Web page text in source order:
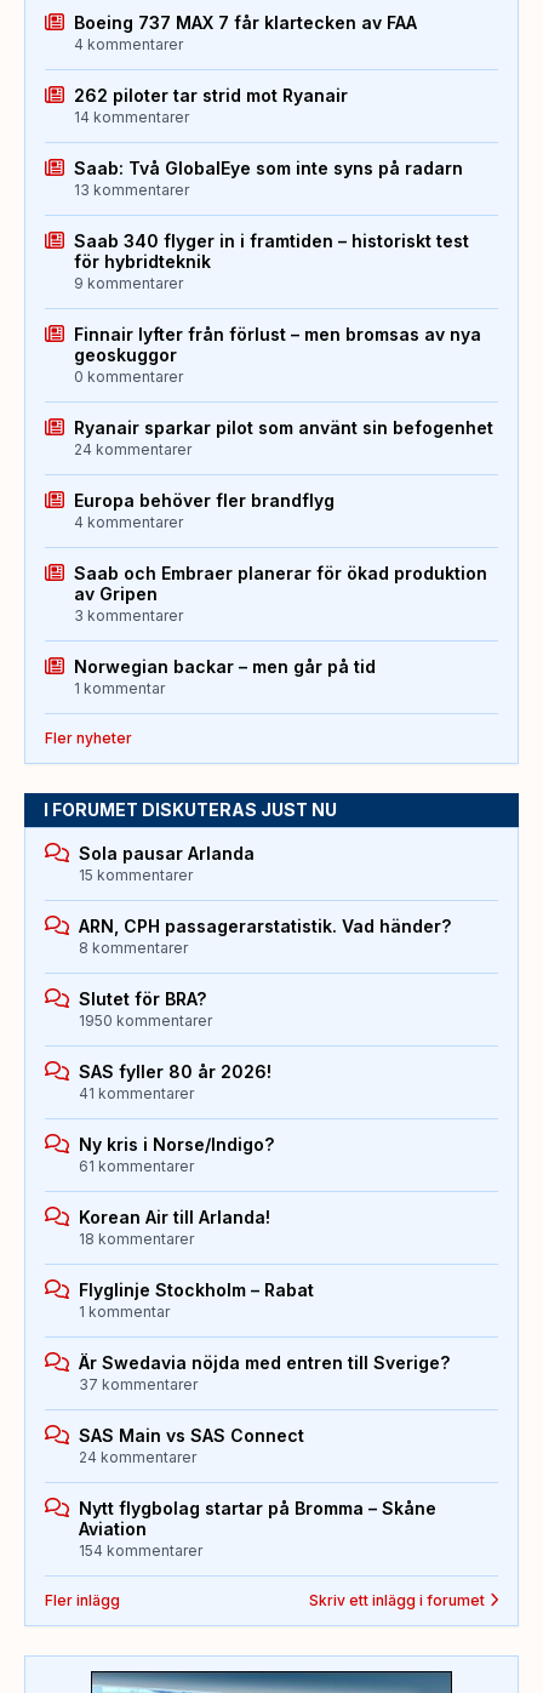
Boeing 737 MAX 7 får klartecken av FAA
4 kommentarer
262 piloter tar strid mot Ryanair
14 kommentarer
Saab: Två GlobalEye som inte syns på radarn
13 kommentarer
Saab 340 flyger in i framtiden – historiskt test
för hybridteknik
9 kommentarer
Finnair lyfter från förlust – men bromsas av nya
geoskuggor
0 kommentarer
Ryanair sparkar pilot som använt sin befogenhet
24 kommentarer
Europa behöver fler brandflyg
4 kommentarer
Saab och Embraer planerar för ökad produktion
av Gripen
3 kommentarer
Norwegian backar – men går på tid
1 kommentar
Fler nyheter
I FORUMET DISKUTERAS JUST NU
Sola pausar Arlanda
15 kommentarer
ARN, CPH passagerarstatistik. Vad händer?
8 kommentarer
Slutet för BRA?
1950 kommentarer
SAS fyller 80 år 2026!
41 kommentarer
Ny kris i Norse/Indigo?
61 kommentarer
Korean Air till Arlanda!
18 kommentarer
Flyglinje Stockholm – Rabat
1 kommentar
Är Swedavia nöjda med entren till Sverige?
37 kommentarer
SAS Main vs SAS Connect
24 kommentarer
Nytt flygbolag startar på Bromma – Skåne
Aviation
154 kommentarer
Fler inlägg Skriv ett inlägg i forumet